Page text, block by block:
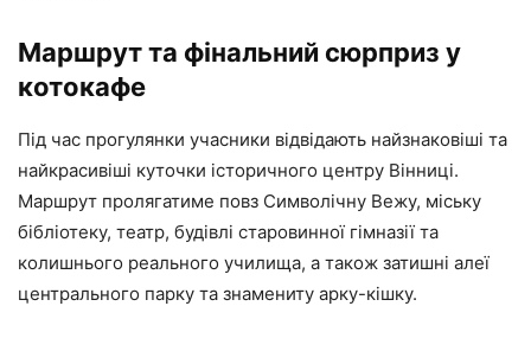
Маршрут та фінальний сюрприз у
котокафе
Під час прогулянки учасники відвідають найзнаковіші та
найкрасивіші куточки історичного центру Вінниці.
Маршрут пролягатиме повз Символічну Вежу, міську
бібліотеку, театр, будівлі старовинної гімназії та
колишнього реального училища, а також затишні алеї
центрального парку та знамениту арку-кішку.